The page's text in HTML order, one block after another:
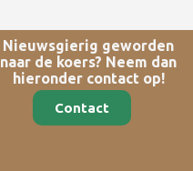
Nieuwsgierig geworden
naar de koers? Neem dan
hieronder contact op!
Contact